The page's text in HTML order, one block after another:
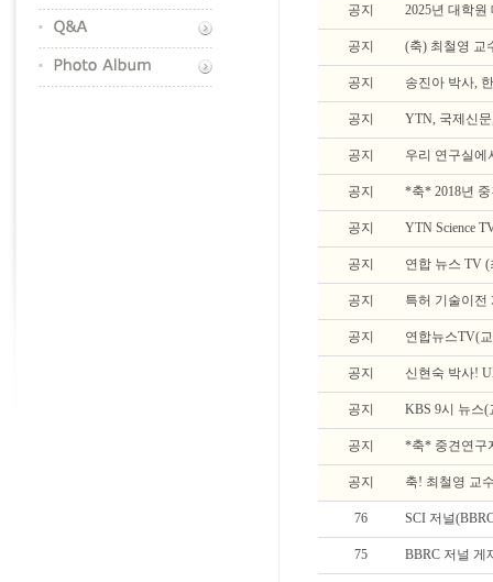
공지 2025년 대학
공지 (축) 최철영 교
공지 송진아 박사,
공지 YTN, 국제신
공지 우리 연구실에
공지 *축* 2018년
공지 YTN Science
공지 연합 뉴스 TV
공지 특허 기술이전
공지 연합뉴스TV(
공지 신현숙 박사!
공지 KBS 9시 뉴스
공지 *축* 중견연구
공지 축! 최철영 교
76 SCI 저널
75 BBRC 저널 게